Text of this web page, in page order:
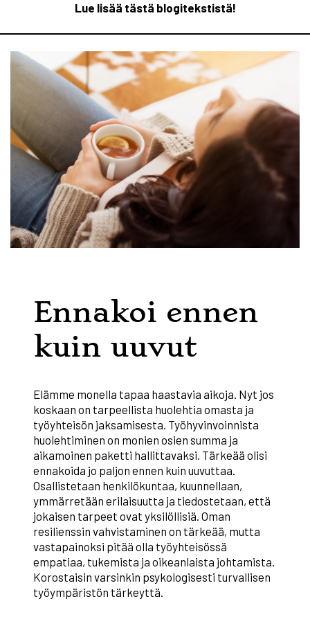
Lue lisää tästä blogitekstistä!
Ennakoi ennen
kuin uuvut
Elämme monella tapaa haastavia aikoja. Nyt jos
koskaan on tarpeellista huolehtia omasta ja
työyhteisön jaksamisesta. Työhyvinvoinnista
huolehtiminen on monien osien summa ja
aikamoinen paketti hallittavaksi. Tärkeää olisi
ennakoida jo paljon ennen kuin uuvuttaa.
Osallistetaan henkilökuntaa, kuunnellaan,
ymmärretään erilaisuutta ja tiedostetaan, että
jokaisen tarpeet ovat yksilöllisiä. Oman
resilienssin vahvistaminen on tärkeää, mutta
vastapainoksi pitää olla työyhteisössä
empatiaa, tukemista ja oikeanlaista johtamista.
Korostaisin varsinkin psykologisesti turvallisen
työympäristön tärkeyttä.